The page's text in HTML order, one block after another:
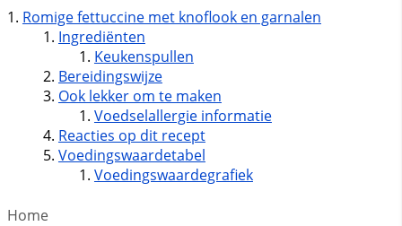
Romige fettuccine met knoflook en garnalen
Ingrediënten
Keukenspullen
Bereidingswijze
Ook lekker om te maken
Voedselallergie informatie
Reacties op dit recept
Voedingswaardetabel
Voedingswaardegrafiek
Home